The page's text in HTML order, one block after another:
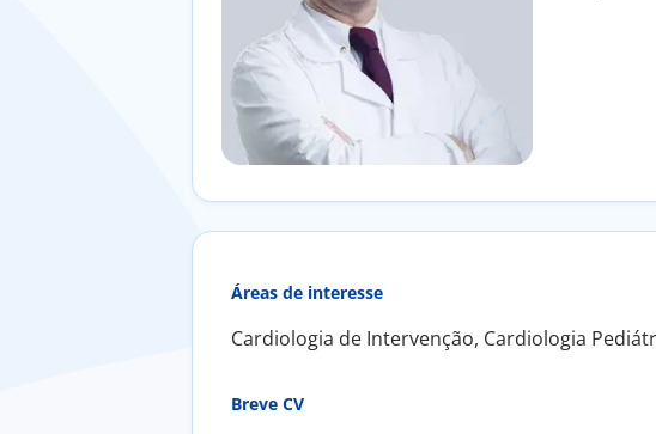
Áreas de interesse
Cardiologia de Intervenção, Cardiologia
Breve CV